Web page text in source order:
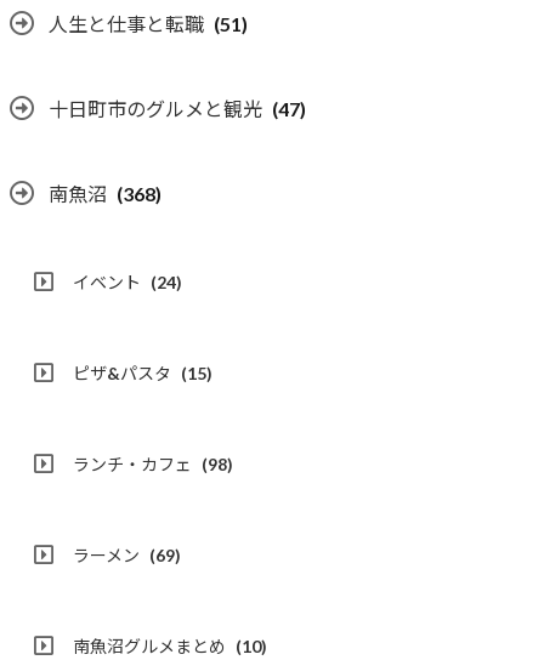
人生と仕事と転職 (51)
十日町市のグルメと観光 (47)
南魚沼 (368)
イベント (24)
ピザ&パスタ (15)
ランチ・カフェ (98)
ラーメン (69)
南魚沼グルメまとめ (10)